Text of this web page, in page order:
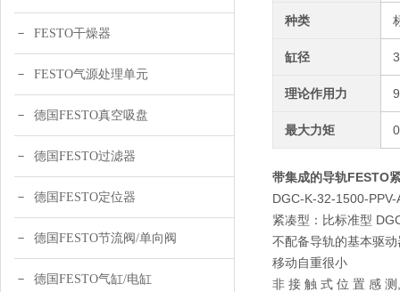
FESTO干燥器
FESTO气源处理单元
德国FESTO真空吸盘
德国FESTO过滤器
德国FESTO定位器
德国FESTO节流阀/单向阀
德国FESTO气缸/电缸
种类
缸径
理论作用力
最大力矩
带集成的导轨FESTO
DGC-K-32-1500-PPV-
紧凑型：比标准型
不配备导轨的基本驱
移动自重很小
非 接 触 式 位 置 感